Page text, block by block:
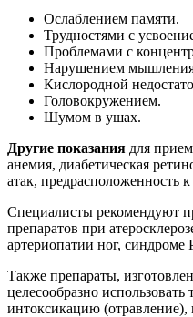
Ослаблением памяти.
Трудностями с
Проблемами с
Нарушением
Кислородной
Головокружением.
Шумом в ушах.
Другие показания для
анемия, диабетическая
атак, предрасположенность
Специалисты рекомендуют
препаратов при
артериопатии ног,
Также препараты,
целесообразно
интоксикацию